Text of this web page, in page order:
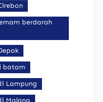
berdarah
batam
Lampung